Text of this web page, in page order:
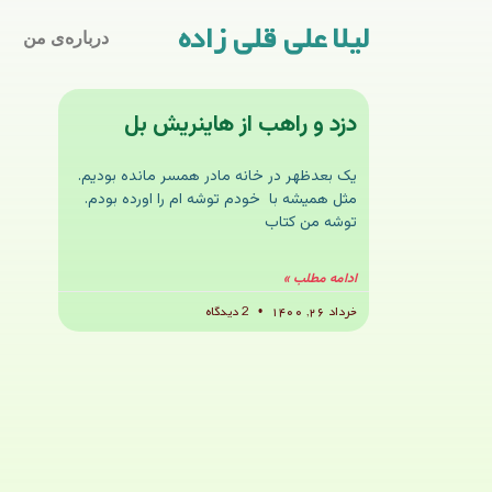
لیلا علی قلی زاده درباره‌ی من
دزد و راهب از هاینریش بل
یک بعدظهر در خانه مادر همسر مانده بودیم.
مثل همیشه با خودم توشه ام را اورده بودم.
توشه من کتاب
ادامه مطلب »
خرداد ۲۶, ۱۴۰۰